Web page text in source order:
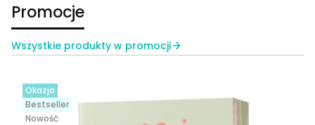
Promocje
Wszystkie produkty w promocji
Okazja
Bestseller
Nowość